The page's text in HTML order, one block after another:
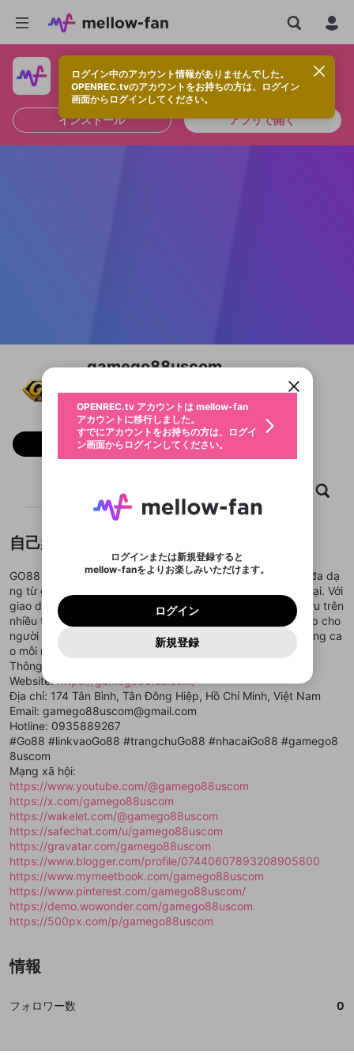
ログイン中のアカウント情報がありませんでした。
OPENREC.tvのアカウントをお持ちの方は、ログイン
画面からログインしてください。
快適に視聴するなら、アプリをインストールしよう！
インストール アプリで開く
gamego88uscom
フォロー
プレイリスト
自己紹介
GO88 là nền tảng giải trí trực tuyến cung cấp hệ sinh thái đa dạ
ng từ game bài, thể thao đến các trò chơi tương tác hiện đại. Với
giao diện thân thiện, tốc độ xử lý ổn định và khả năng tối ưu trên
nhiều thiết bị, GO88 mang lại trải nghiệm mượt mà, phù hợp cho
người dùng tìm kiếm sự tiện lợi, linh hoạt và giải trí chất lượng ca
o mỗi ngày.
Thông tin liên hệ
Website:https://gamego88.us.com/
Địa chỉ: 174 Tân Bình, Tân Đông Hiệp, Hồ Chí Minh, Việt Nam
Email: gamego88uscom@gmail.com
Hotline: 0935889267
#Go88 #linkvaoGo88 #trangchuGo88 #nhacaiGo88 #gamego8
8uscom
Mạng xã hội:
https://www.youtube.com/@gamego88uscom
https://x.com/gamego88uscom
https://wakelet.com/@gamego88uscom
https://safechat.com/u/gamego88uscom
https://gravatar.com/gamego88uscom
https://www.blogger.com/profile/07440607893208905800
https://www.mymeetbook.com/gamego88uscom
https://www.pinterest.com/gamego88uscom/
https://demo.wowonder.com/gamego88uscom
https://500px.com/p/gamego88uscom
情報
フォロワー数 0
ブロックリストに追加しますか？
キャンセル OK
この動画の公開は終了しました
OK
ファンレター
応援している配信者にファンレターを送ることがで
きます。好きなデザインを選んでメッセージを書い
※ファンレター機能は有料サービスです。
ファンレターを作成
固定動画に設定
マイページに表示されている動画 (ライブ配信、配
信予定、アーカイブ、アップロード動画) をページ
のトップに1つ固定できます。動画タイトル横のメ
ニューより設定することができます。
動画プレイリストを選択
動画のプレイリストを一つ選択すると、そのプレイ
ることができます。
動画プレイリストを選択
選択できるプレイリストがありません。
動画プレイリストがありません
閉じる
ポイントが不足しています
ご確認ください
した。 サービスを利用するには変更後の内容を
を確認しました。
確認しました
すでにアカウントをお持ちの方は、ログイ
新規登録
メールアドレスで新規登録
または
Google
Yahoo! JAPAN
Appleでサインアップ
mellow-fanの利用規約・プライバシーポリシー・外部
サービスとのID連携に関する同意事項
で、次にお進みください
@
次にお進みください。
アカウント作成
け取る
こちらからOPENREC.tvでログイン中のア
ログイン
メールアドレスでログイン
または
Google
Yahoo! JAPAN
Appleでサインイン
mellow-fanの利用規約・プライバシーポリシー・外部
サービスとのID連携に関する同意事項
で、次にお進みください
ログイン
ログイン
パスワードを忘れた方はこちら
アカウントをお持ちですか？アカウントを作成する
OPENREC.tv アカウントは mellow-fan
アカウントに移行しました。
すでにアカウントをお持ちの方は、ログイ
ン画面からログインしてください。
ログインまたは新規登録すると
mellow-fanをよりお楽しみいただけます。
ログイン
新規登録
登録したメールアドレスを入力し、送信してくださ
再設定する
入力していただいたメールアドレ
スに、パスワード再設定用URLを
のでご確認ください
OK
パーソナルデータの登録
年
生年月は登録後に変更できません。
お住まいの地域
ご登録いただいた情報はサービスの向上を目的
として使用いたします。
一部サービスをご利用いただくには、生年月の
登録が必要です。
登録
あとで登録
認証コードの入力
メイン及びcs.openrec.co.jpドメイン）が受信拒否設
定に含まれていないかご確認ください。
入力
セッションの有効期限が切れたた
不適切なユーザーとして報告しま
すか？
問題を選択してください
わいせつな表現
著作権の侵害
なりすまし行為
出会いを誘導する行為
ねずみ講やマルチ商法
誤解を招く配信設定
改造版・海賊版ソフトの配信
政治的・宗教的・人種的な内容
その他の問題
0
報告された問題については、利用規約に違反しているか
どうかをスタッフが確認します。
用することは、利用規約違反になります。
送信
サブスクシェア
詳しくはこちら
閉じる
限定コミュニティ参加方法
Discordアカウントをお持ちでない方
Discordアカウントを作成
Discordは第三者が提供するコミュニティーサービスで、
mellow-fanとは関わりがありません。Discordに関してのお
問い合わせにはお答えすることができません。Discordの仕
様変更により、限定コミュニティ特典の提供が終了する可能
します。
外部サービスとのID連携に関する同意事項
Discordに参加する